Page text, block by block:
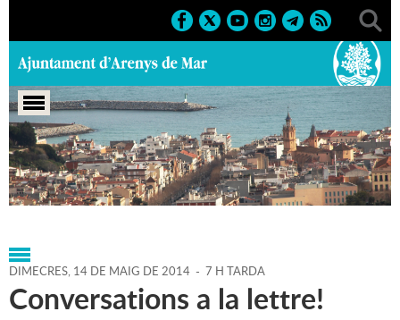
Portada > Agenda > 14-05-
2014 > Marcs > Culturals > 2014 > Activitats literàries
DIMECRES, 14 DE MAIG DE 2014 - 7 H TARDA
Conversations a la lettre!